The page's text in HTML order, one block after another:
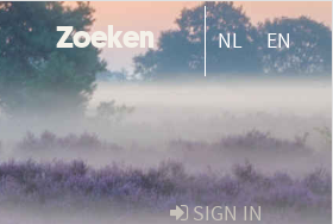
Zoeken NL EN
SIGN IN